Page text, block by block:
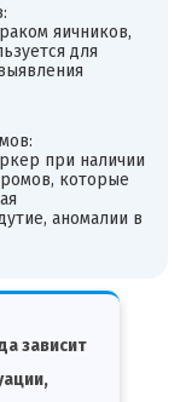
яичников,
для
при наличии
которые
аномалии в
зависит